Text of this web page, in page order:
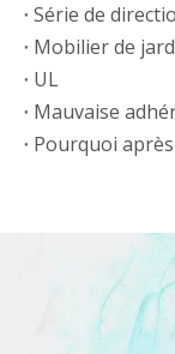
Série de
Mobilier de
UL
Mauvaise